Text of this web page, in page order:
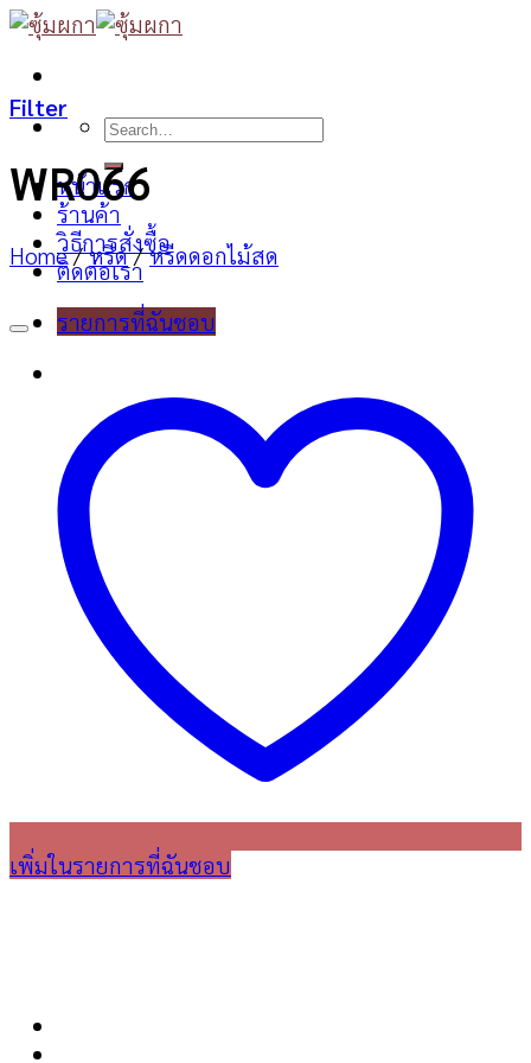
Skip
content
Search
หน้าแรก
ร้านค้า
วิธีการสั่งซื้อ
ติดต่อเรา
รายการที่ฉันชอบ
Filter
WR066
Home / หรีด / หรีดดอกไม้สด
เพิ่มในรายการที่ฉันชอบ